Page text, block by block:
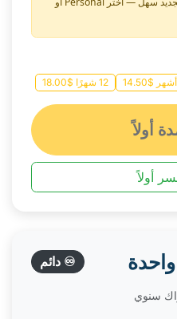
12 شهرًا $18.00
أولاً
أولاً
♾️ دائم
سنوي